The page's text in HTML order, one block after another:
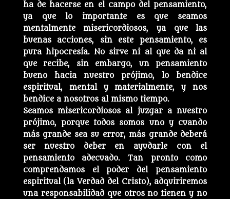
ha de hacerse en el campo del pensamiento,
ya que lo importante es que seamos
mentalmente misericordiosos, ya que las
buenas acciones, sin este pensamiento, es
pura hipocresía. No sirve ni al que da ni al
que recibe, sin embargo, un pensamiento
bueno hacia nuestro prójimo, lo bendice
espiritual, mental y materialmente, y nos
bendice a nosotros al mismo tiempo.
Seamos misericordiosos al juzgar a nuestro
prójimo, porque todos somos uno y cuando
más grande sea su error, más grande deberá
ser nuestro deber en ayudarle con el
pensamiento adecuado. Tan pronto como
comprendamos el poder del pensamiento
espiritual (la Verdad del Cristo), adquiriremos
una responsabilidad que otros no tienen y no